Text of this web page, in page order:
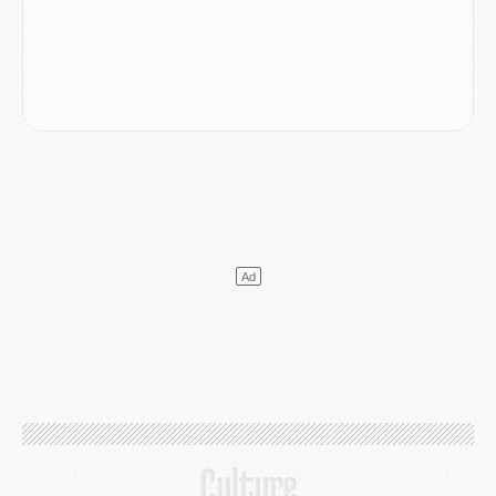
Mercato- Vu d'Italie, le transfert de Suzuki au PSG est bien engagé
Mercato- Ferran Torres ne serait pas à vendre, mais...
- Gros coup dur pour Aston Villa avant de croiser le PSG